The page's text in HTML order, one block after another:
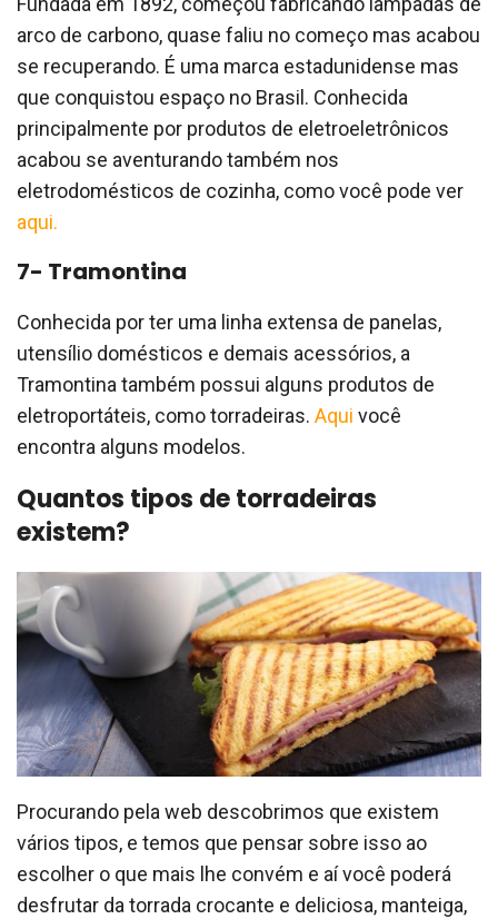
arco de carbono, quase faliu no começo mas acabou
se recuperando. É uma marca estadunidense mas
que conquistou espaço no Brasil. Conhecida
principalmente por produtos de eletroeletrônicos
acabou se aventurando também nos
eletrodomésticos de cozinha, como você pode ver
aqui.
7- Tramontina
Conhecida por ter uma linha extensa de panelas,
utensílio domésticos e demais acessórios, a
Tramontina também possui alguns produtos de
eletroportáteis, como torradeiras. Aqui você
encontra alguns modelos.
Quantos tipos de torradeiras
existem?
Procurando pela web descobrimos que existem
vários tipos, e temos que pensar sobre isso ao
escolher o que mais lhe convém e aí você poderá
desfrutar da torrada crocante e deliciosa, manteiga,